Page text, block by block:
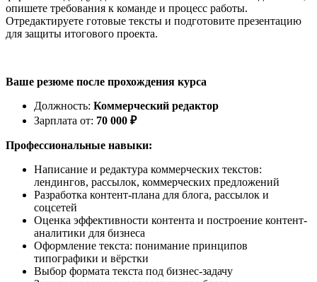
опишете требования к команде и процесс работы.
Отредактируете готовые тексты и подготовите презентацию
для защиты итогового проекта.
Ваше резюме после прохождения курса
Должность: Коммерческий редактор
Зарплата от: 70 000 ₽
Профессиональные навыки:
Написание и редактура коммерческих текстов:
лендингов, рассылок, коммерческих предложений
Разработка контент-плана для блога, рассылок и
соцсетей
Оценка эффективности контента и построение контент-
аналитики для бизнеса
Оформление текста: понимание принципов
типографики и вёрстки
Выбор формата текста под бизнес-задачу